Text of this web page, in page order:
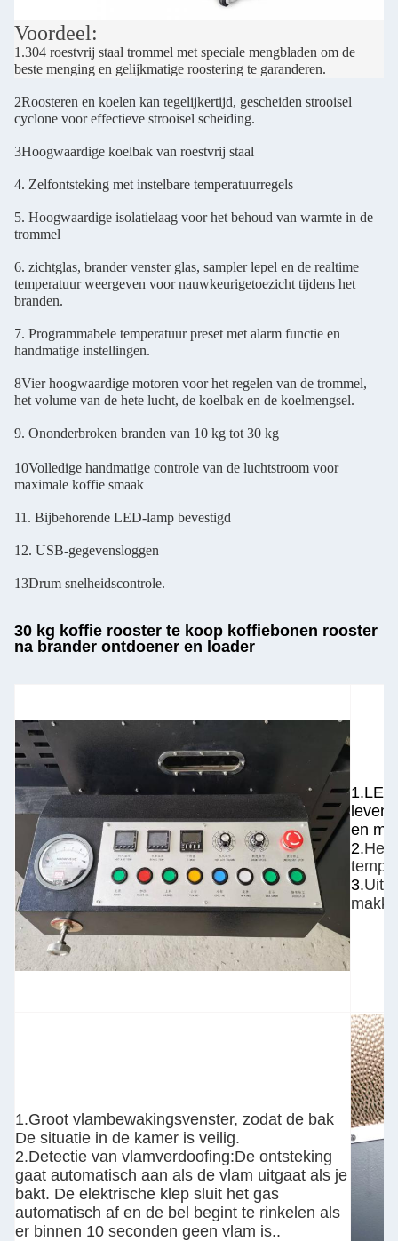
Voordeel:
1.304 roestvrij staal trommel met speciale mengbladen om de
beste menging en gelijkmatige roostering te garanderen.
2Roosteren en koelen kan tegelijkertijd, gescheiden strooisel
cyclone voor effectieve strooisel scheiding.
3Hoogwaardige koelbak van roestvrij staal
4. Zelfontsteking met instelbare temperatuurregels
5. Hoogwaardige isolatielaag voor het behoud van warmte in de
trommel
6. zichtglas, brander venster glas, sampler lepel en de realtime
temperatuur weergeven voor nauwkeurigetoezicht tijdens het
branden.
7. Programmabele temperatuur preset met alarm functie en
handmatige instellingen.
8Vier hoogwaardige motoren voor het regelen van de trommel,
het volume van de hete lucht, de koelbak en de koelmengsel.
9. Ononderbroken branden van 10 kg tot 30 kg
10Volledige handmatige controle van de luchtstroom voor
maximale koffie smaak
11. Bijbehorende LED-lamp bevestigd
12. USB-gegevensloggen
13Drum snelheidscontrole.
30 kg koffie rooster te koop koffiebonen rooster
na brander ontdoener en loader
en
2.Het
3.
1.Groot vlambewakingsvenster, zodat de bak
De situatie in de kamer is veilig.
2.Detectie van vlamverdoofing:De ontsteking
gaat automatisch aan als de vlam uitgaat als je
bakt. De elektrische klep sluit het gas
automatisch af en de bel begint te rinkelen als
er binnen 10 seconden geen vlam is..